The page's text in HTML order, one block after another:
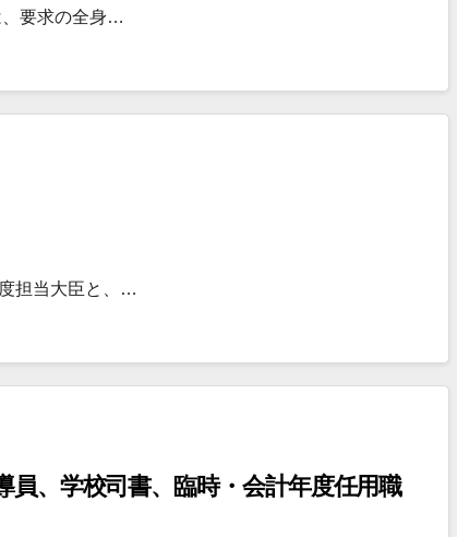
、要求の全身…
担当大臣と、…
員、学校司書、臨時・会計年度任用職